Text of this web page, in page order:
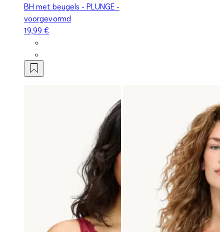
BH met beugels - PLUNGE -
voorgevormd
19,99 €